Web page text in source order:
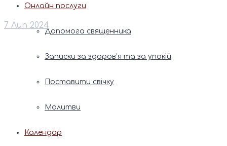
Онлайн послуги
Допомога священника
Записки за здоров’я та за упокій
Поставити свічку
Молитви
Календар
7 Лип 2024